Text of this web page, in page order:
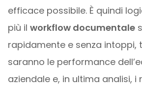
efficace possibile. È quindi
più il workflow documentale
rapidamente e senza intoppi,
saranno le performance
aziendale e, in ultima analisi, i